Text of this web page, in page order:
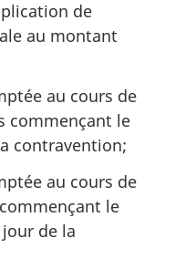
de
au montant
au cours de
commençant le
contravention;
au cours de
le
de la